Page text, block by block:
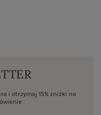
i otrzymaj 15% zniżki na